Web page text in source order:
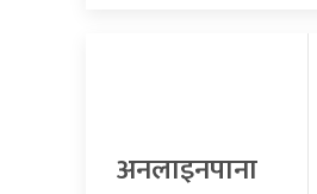
अनलाइनपाना